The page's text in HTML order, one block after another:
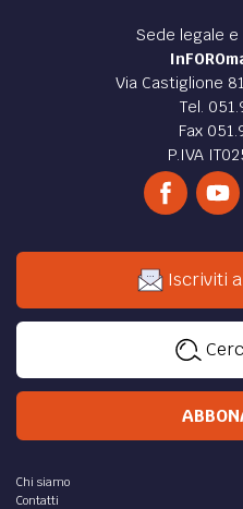
Sede legale
Via Castiglione
Tel.
Fax
P.IVA
Iscriviti
Chi siamo
Contatti